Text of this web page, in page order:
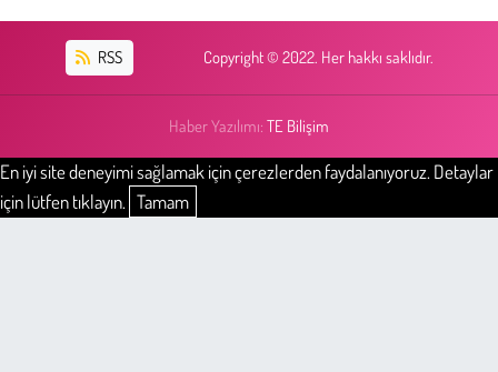
RSS Copyright © 2022. Her hakkı saklıdır.
Haber Yazılımı: TE Bilişim
En iyi site deneyimi sağlamak için çerezlerden faydalanıyoruz. Detaylar
için lütfen tıklayın. Tamam